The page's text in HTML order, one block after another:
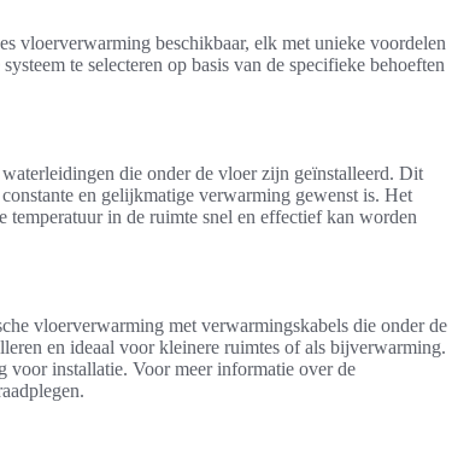
vloerverwarming beschikbaar, elk met unieke voordelen
te selecteren op basis van de specifieke behoeften
die onder de vloer zijn geïnstalleerd. Dit
en gelijkmatige verwarming gewenst is. Het
in de ruimte snel en effectief kan worden
vloerverwarming met verwarmingskabels die onder de
en ideaal voor kleinere ruimtes of als bijverwarming.
voor installatie. Voor meer informatie over de